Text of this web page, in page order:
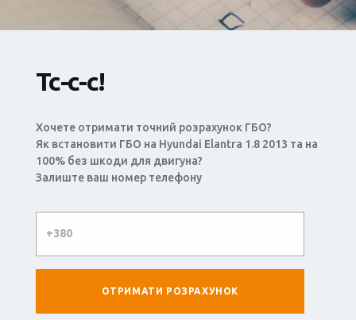
Тс-с-с!
Хочете отримати точний розрахунок ГБО?
Як встановити ГБО на Hyundai Elantra 1.8 2013 та на
100% без шкоди для двигуна?
Залиште ваш номер телефону